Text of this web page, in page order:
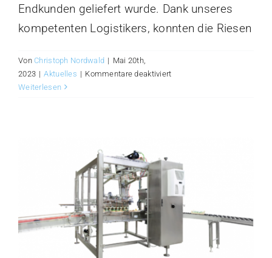
Endkunden geliefert wurde. Dank unseres
kompetenten Logistikers, konnten die Riesen
VonChristoph Nordwald | Mai 20th,
2023 | Aktuelles | Kommentare deaktiviertfür
Weiterlesen